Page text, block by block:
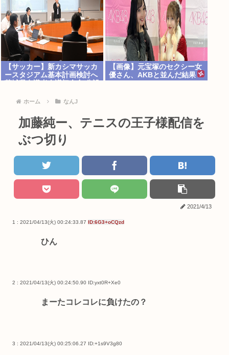
【サッカー】新カシマサッカ
ースタジアム基本計画検討へ
【画像】元宝塚のセクシー女
優さん、AKBと並んだ結果
ホーム なんJ
加藤純ー、テニスの王子様配信を
ぶつ切り
2021/4/13
1 : 2021/04/13(火) 00:24:33.87 ID:6G3+oCQzd
ひん
2 : 2021/04/13(火) 00:24:50.90 ID:yxt0R+Xe0
まーたコレコレに負けたの？
3 : 2021/04/13(火) 00:25:06.27 ID:+1s9V3g80